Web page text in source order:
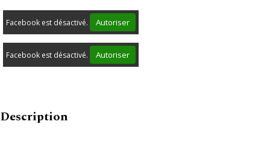
Facebook est désactivé. Autoriser
Facebook est désactivé. Autoriser
Description